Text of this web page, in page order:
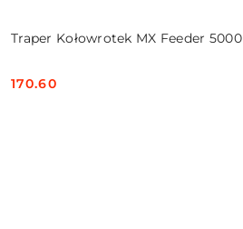
Traper Kołowrotek MX Feeder 5000
Cena:
170.60